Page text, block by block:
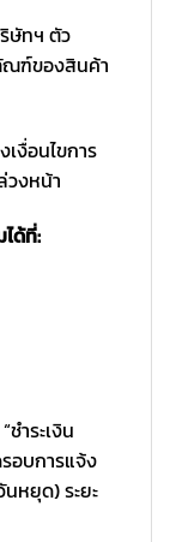
ษัทฯ ตัว
ณฑ์ของสินค้า
งื่อนไขการ
วงหน้า
ด้ที่:
ำระเงิน
อบการแจ้ง
หยุด) ระยะ